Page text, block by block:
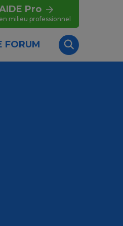
Pro
milieu professionnel
FORUM
Recherche